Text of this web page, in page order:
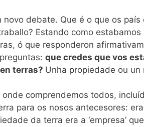
novo debate. Que é o que os
Estando como
ó que responderon
que credes que vos
terras? Unha propiedade ou
onde comprendemos todos,
para os nosos antecesores:
da terra era a ‘empresa’